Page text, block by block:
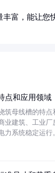
丰富，能让您
点和应用领域
筑母线槽的特
业建筑、工业
力系统稳定运行